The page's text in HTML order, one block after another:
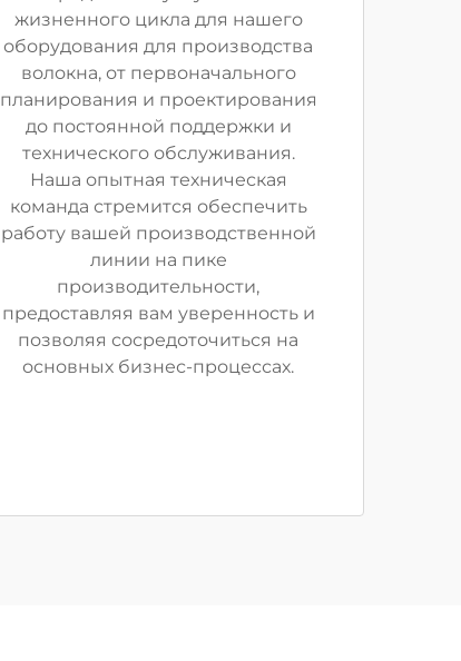
жизненного цикла для нашего
оборудования для производства
волокна, от первоначального
планирования и проектирования
до постоянной поддержки и
технического обслуживания.
Наша опытная техническая
команда стремится обеспечить
работу вашей производственной
линии на пике
производительности,
предоставляя вам уверенность и
позволяя сосредоточиться на
основных бизнес-процессах.